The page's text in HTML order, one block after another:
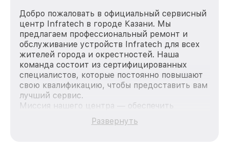
Добро пожаловать в официальный сервисный
центр Infratech в городе Казани. Мы
предлагаем профессиональный ремонт и
обслуживание устройств Infratech для всех
жителей города и окрестностей. Наша
команда состоит из сертифицированных
специалистов, которые постоянно повышают
свою квалификацию, чтобы предоставить вам
лучший сервис.
Миссия нашего центра — обеспечить
качественный и доступный ремонт для
каждого пользователя продукции Infratech,
Развернуть